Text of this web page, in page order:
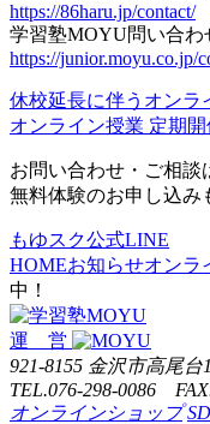
https://86haru.jp/contact/
学習塾MOYU問い合わ
https://junior.moyu.co.jp/
休校延長に伴うオンラ
オンライン授業 定期開
お問い合わせ・ご相談
無料体験のお申し込み
もゆスク公式LINE
HOMEお知らせオンラ
中！
運 営
921-8155 金沢市高尾
TEL.076-298-0086
オンラインショップ